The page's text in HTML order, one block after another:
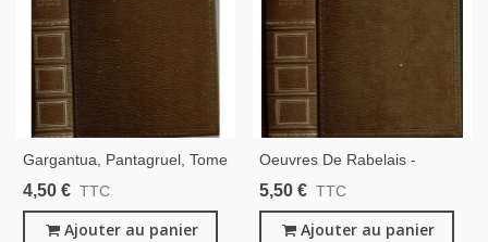
Gargantua, Pantagruel, Tome
1, Rabelais, - Littérature XVIe
Rencontre,
4,50 € TTC
Ajouter au panier
Oeuvres De Rabelais -
Gargantua, Pantagruel, Tome
Marron Éditions Rencontre,
5,50 € TTC
Ajouter au panier